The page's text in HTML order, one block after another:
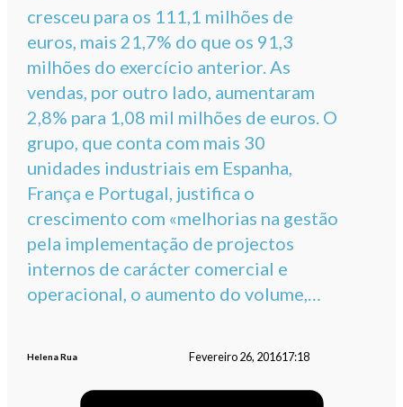
cresceu para os 111,1 milhões de
euros, mais 21,7% do que os 91,3
milhões do exercício anterior. As
vendas, por outro lado, aumentaram
2,8% para 1,08 mil milhões de euros. O
grupo, que conta com mais 30
unidades industriais em Espanha,
França e Portugal, justifica o
crescimento com «melhorias na gestão
pela implementação de projectos
internos de carácter comercial e
operacional, o aumento do volume,…
Helena Rua Fevereiro 26, 201617:18